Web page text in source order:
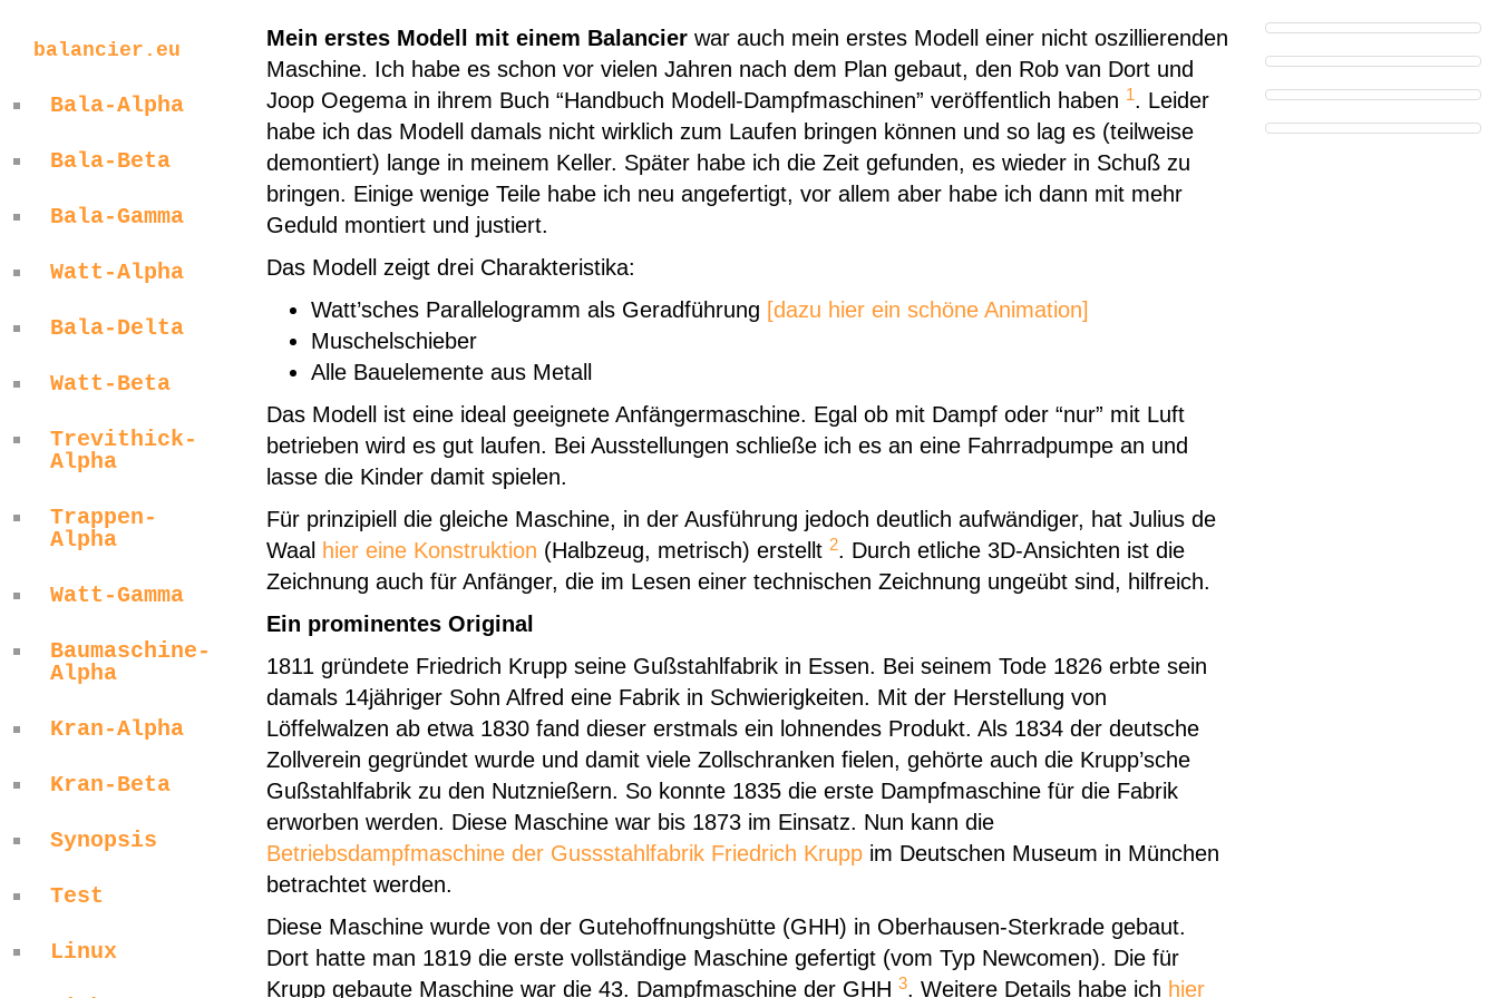
balancier.eu
Bala-Alpha
Bala-Beta
Bala-Gamma
Watt-Alpha
Bala-Delta
Watt-Beta
Trevithick-
Alpha
Trappen-
Alpha
Watt-Gamma
Baumaschine-
Alpha
Kran-Alpha
Kran-Beta
Synopsis
Test
Linux
Mein erstes Modell mit einem Balancier war auch mein erstes Modell einer nicht oszillierenden
Maschine. Ich habe es schon vor vielen Jahren nach dem Plan gebaut, den Rob van Dort und
Joop Oegema in ihrem Buch “Handbuch Modell-Dampfmaschinen” veröffentlich haben 1. Leider
habe ich das Modell damals nicht wirklich zum Laufen bringen können und so lag es (teilweise
demontiert) lange in meinem Keller. Später habe ich die Zeit gefunden, es wieder in Schuß zu
bringen. Einige wenige Teile habe ich neu angefertigt, vor allem aber habe ich dann mit mehr
Geduld montiert und justiert.
Das Modell zeigt drei Charakteristika:
Watt’sches Parallelogramm als Geradführung [dazu hier ein schöne Animation]
Muschelschieber
Alle Bauelemente aus Metall
Das Modell ist eine ideal geeignete Anfängermaschine. Egal ob mit Dampf oder “nur” mit Luft
betrieben wird es gut laufen. Bei Ausstellungen schließe ich es an eine Fahrradpumpe an und
lasse die Kinder damit spielen.
Für prinzipiell die gleiche Maschine, in der Ausführung jedoch deutlich aufwändiger, hat Julius de
Waal hier eine Konstruktion (Halbzeug, metrisch) erstellt 2. Durch etliche 3D-Ansichten ist die
Zeichnung auch für Anfänger, die im Lesen einer technischen Zeichnung ungeübt sind, hilfreich.
Ein prominentes Original
1811 gründete Friedrich Krupp seine Gußstahlfabrik in Essen. Bei seinem Tode 1826 erbte sein
damals 14jähriger Sohn Alfred eine Fabrik in Schwierigkeiten. Mit der Herstellung von
Löffelwalzen ab etwa 1830 fand dieser erstmals ein lohnendes Produkt. Als 1834 der deutsche
Zollverein gegründet wurde und damit viele Zollschranken fielen, gehörte auch die Krupp’sche
Gußstahlfabrik zu den Nutznießern. So konnte 1835 die erste Dampfmaschine für die Fabrik
erworben werden. Diese Maschine war bis 1873 im Einsatz. Nun kann die
Betriebsdampfmaschine der Gussstahlfabrik Friedrich Krupp im Deutschen Museum in München
betrachtet werden.
Diese Maschine wurde von der Gutehoffnungshütte (GHH) in Oberhausen-Sterkrade gebaut.
Dort hatte man 1819 die erste vollständige Maschine gefertigt (vom Typ Newcomen). Die für
Krupp gebaute Maschine war die 43. Dampfmaschine der GHH 3. Weitere Details habe ich hier